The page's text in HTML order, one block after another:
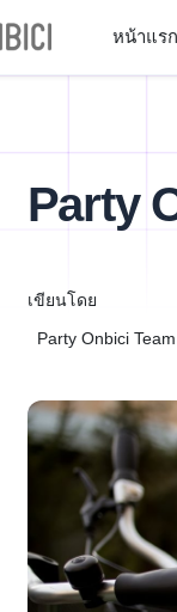
หน้าแรก
Party
เขียนโดย
Party Onbici Team